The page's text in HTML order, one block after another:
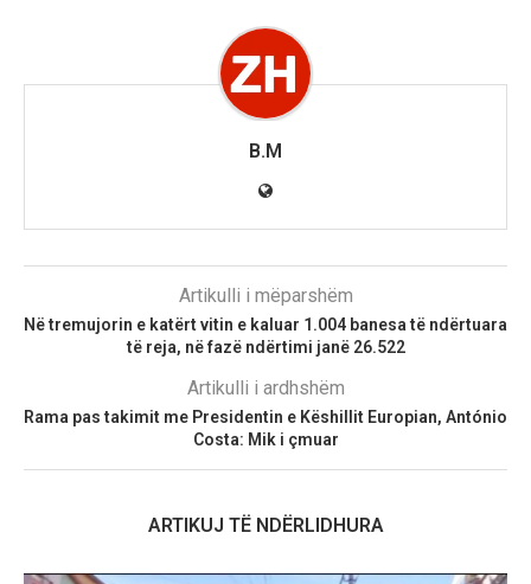
B.M
Artikulli i mëparshëm
Në tremujorin e katërt vitin e kaluar 1.004 banesa të ndërtuara
të reja, në fazë ndërtimi janë 26.522
Artikulli i ardhshëm
Rama pas takimit me Presidentin e Këshillit Europian, António
Costa: Mik i çmuar
ARTIKUJ TË NDËRLIDHURA